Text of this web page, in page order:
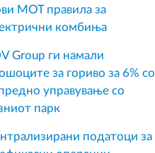
MOT правила за
комбиња
Group ги намали
за гориво за 6% со
управување со
парк
податоци за